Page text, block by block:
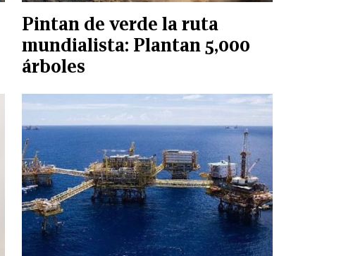
Pintan de verde la ruta
mundialista: Plantan 5,000
árboles